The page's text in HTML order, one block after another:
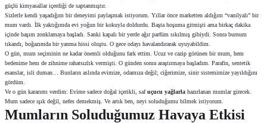
güçlü kimyasallar içerdiği de saptanmıştır.
Sizlerle kendi yaşadığım bir deneyimi paylaşmak istiyorum. Yıllar önce marketten aldığım “vanilyalı” bir
mum vardı. İlk yaktığımda evi yoğun bir kokuyla doldurdu. Başta hoşuma gitmişti ama birkaç dakika
içinde başım zonklamaya başladı. Sanki kapalı bir yerde ağır parfüm sıkılmış gibiydi. Sonra burnum
tıkandı, boğazımda bir yanma hissi oluştu. O gece odayı havalandırarak uyuyabildim.
O gün, mum seçiminin ne kadar önemli olduğunu fark ettim. Ucuz ve cazip görünen bir mum, hem
bedenime hem de zihnime rahatsızlık vermişti. O günden sonra araştırmaya başladım. Parafin, sentetik
esanslar, isli duman… Bunların aslında evimize, odamıza değil; ciğerimize, sinir sistemimize yayıldığını
gördüm.
Ve o gün kararımı verdim: Evime sadece doğal içerikli, safuçucu yağlarla hazırlanan mumlar girecek.
Mum sadece ışık değil, nefes demekmiş. Ve artık ben, neyi soluduğumu bilmek istiyorum.
Mumların Soluduğumuz Havaya Etkisi